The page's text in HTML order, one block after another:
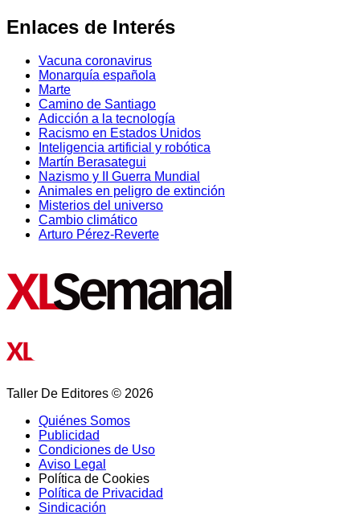
Enlaces de Interés
Vacuna coronavirus
Monarquía española
Marte
Camino de Santiago
Adicción a la tecnología
Racismo en Estados Unidos
Inteligencia artificial y robótica
Martín Berasategui
Nazismo y II Guerra Mundial
Animales en peligro de extinción
Misterios del universo
Cambio climático
Arturo Pérez-Reverte
Taller De Editores © 2026
Quiénes Somos
Publicidad
Condiciones de Uso
Aviso Legal
Política de Cookies
Política de Privacidad
Sindicación